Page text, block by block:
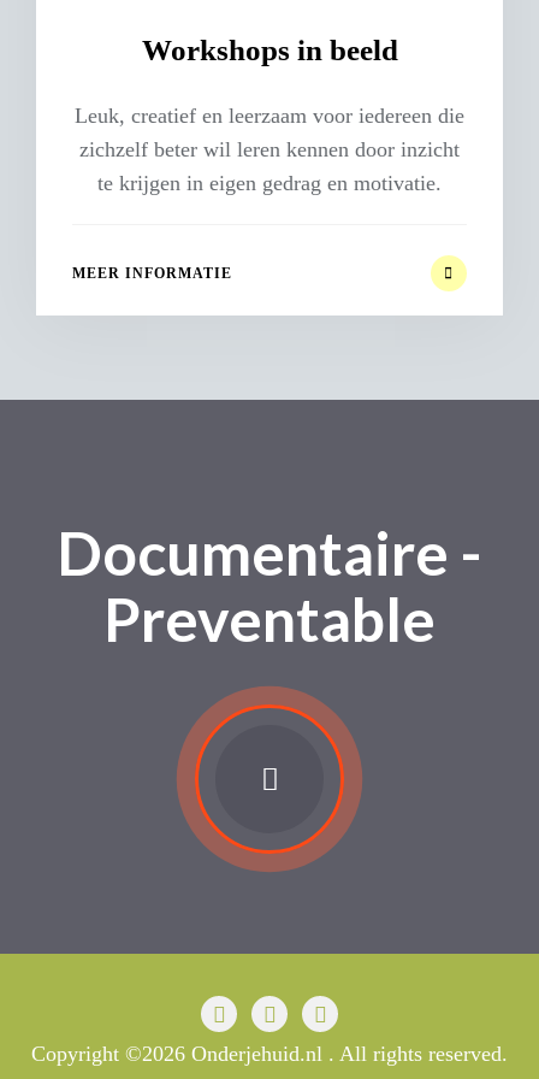
Workshops in beeld
Leuk, creatief en leerzaam voor iedereen die
zichzelf beter wil leren kennen door inzicht
te krijgen in eigen gedrag en motivatie.
MEER INFORMATIE
Documentaire -
Preventable
Copyright ©2026 Onderjehuid.nl . All rights reserved.